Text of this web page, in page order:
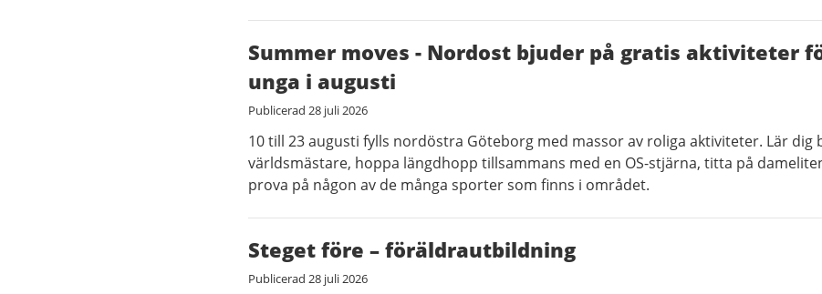
Summer moves - Nordost bjuder på gratis aktiviteter
unga i augusti
Publicerad 28 juli 2026
10 till 23 augusti fylls nordöstra Göteborg med massor av roliga aktiviteter. Lär dig
världsmästare, hoppa längdhopp tillsammans med en OS-stjärna, titta på
prova på någon av de många sporter som finns i området.
Steget före – föräldrautbildning
Publicerad 28 juli 2026